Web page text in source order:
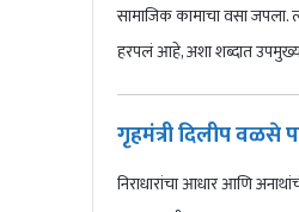
सामाजिक कामाचा वसा जपला.
हरपलं आहे, अशा शब्दात
गृहमंत्री दिलीप वळसे
निराधारांचा आधार आणि